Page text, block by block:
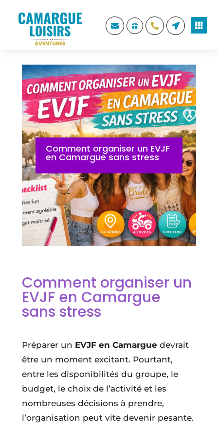
    
Comment organiser un EVJF
en Camargue sans stress
Comment organiser un
EVJF en Camargue
sans stress
Préparer un EVJF en Camarguedevrait
être un moment excitant. Pourtant,
entre les disponibilités du groupe, le
budget, le choix de l’activité et les
nombreuses décisions à prendre,
l’organisation peut vite devenir pesante.